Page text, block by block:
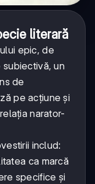
literară
epic, de
subiectivă, un
de
pe acțiune și
narator-
includ:
ca marcă
specifice și